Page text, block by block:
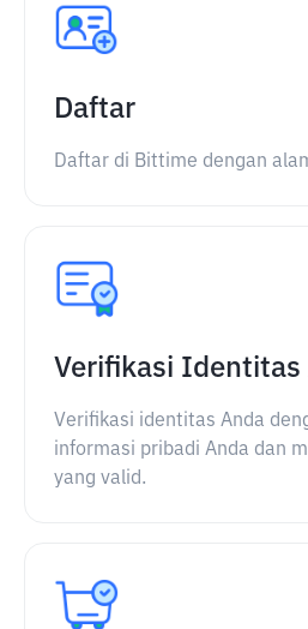
Daftar
Daftar di Bittime dengan
Verifikasi Identitas
Verifikasi identitas Anda
informasi pribadi Anda dan
yang valid.